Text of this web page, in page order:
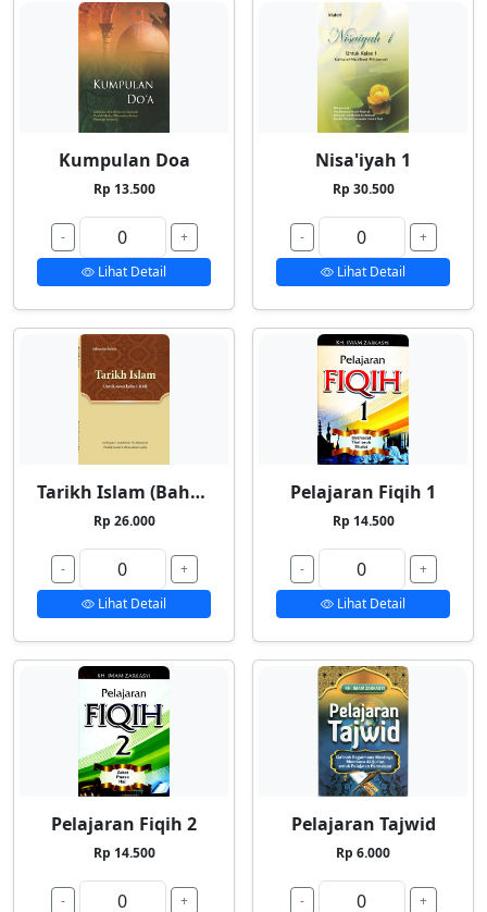
Kumpulan Doa
Rp 13.500
-
+
Lihat Detail
Nisa'iyah 1
Rp 30.500
-
+
Lihat Detail
Tarikh Islam (Bahasa Indonesia)
Rp 26.000
-
+
Lihat Detail
Pelajaran Fiqih 1
Rp 14.500
-
+
Lihat Detail
Pelajaran Fiqih 2
Rp 14.500
-
+
Pelajaran Tajwid
Rp 6.000
-
+